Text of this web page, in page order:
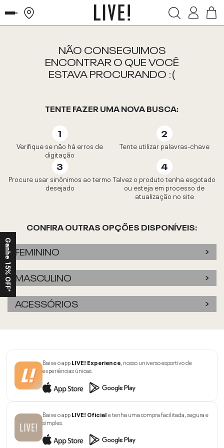
NÃO CONSEGUIMOS
ENCONTRAR O QUE VOCÊ
ESTAVA PROCURANDO :(
TENTE FAZER UMA NOVA BUSCA:
Verifique se não há erros de
digitação
Tente utilizar palavras-chave
Procure usar sinônimos ao termo
desejado
Talvez o produto tenha esgotado
ou esteja em processo de
atualização no site
CONFIRA OUTRAS OPÇÕES DISPONÍVEIS:
FEMININO
MASCULINO
ACESSÓRIOS
Baixe o appLIVE! Experience, nosso universo esportivo de
experiências únicas.
Baixe o appLIVE! Oficiale tenha uma compra facilitada, segura e
simples.
Ganhe 15% OFF*